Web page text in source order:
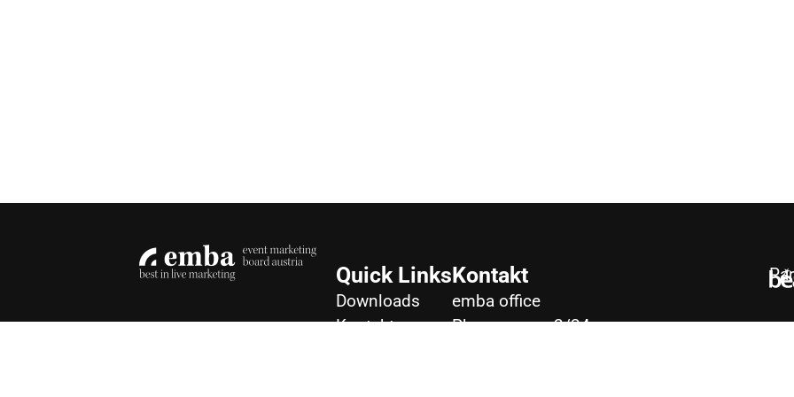
Quick Links
Downloads
Kontakt
Kontakt
emba office
Phorusgasse 2/24